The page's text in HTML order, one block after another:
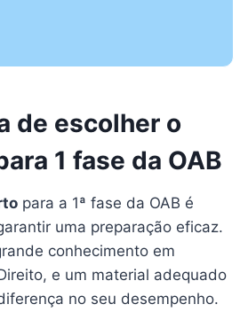
de escolher o
1 fase da OAB
para a 1ª fase da OAB é
uma preparação eficaz.
conhecimento em
e um material adequado
no seu desempenho.